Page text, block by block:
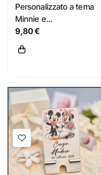
Personalizzato a tema
Minnie e...
9,80 €